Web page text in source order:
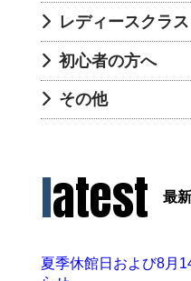
レディースクラス
初心者の方へ
その他
latest 最
夏季休館日および8月